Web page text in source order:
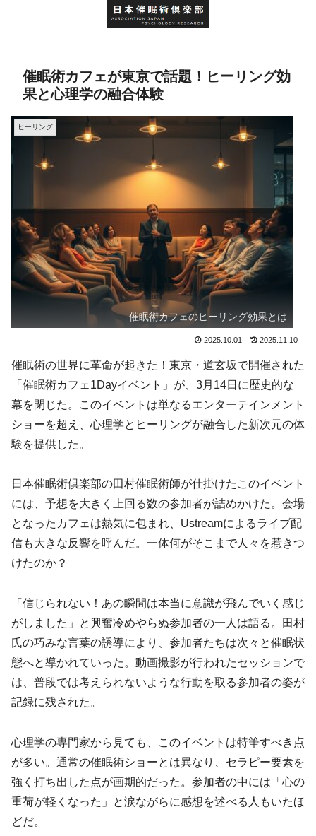
催眠術カフェが東京で話題！ヒーリング効
果と心理学の融合体験
ヒーリング
催眠術カフェのヒーリング効果とは
2025.10.01 2025.11.10
催眠術の世界に革命が起きた！東京・道玄坂で開催された
「催眠術カフェ1Dayイベント」が、3月14日に歴史的な
幕を閉じた。このイベントは単なるエンターテインメント
ショーを超え、心理学とヒーリングが融合した新次元の体
験を提供した。
日本催眠術倶楽部の田村催眠術師が仕掛けたこのイベント
には、予想を大きく上回る数の参加者が詰めかけた。会場
となったカフェは熱気に包まれ、Ustreamによるライブ配
信も大きな反響を呼んだ。一体何がそこまで人々を惹きつ
けたのか？
「信じられない！あの瞬間は本当に意識が飛んでいく感じ
がしました」と興奮冷めやらぬ参加者の一人は語る。田村
氏の巧みな言葉の誘導により、参加者たちは次々と催眠状
態へと導かれていった。動画撮影が行われたセッションで
は、普段では考えられないような行動を取る参加者の姿が
記録に残された。
心理学の専門家から見ても、このイベントは特筆すべき点
が多い。通常の催眠術ショーとは異なり、セラピー要素を
強く打ち出した点が画期的だった。参加者の中には「心の
重荷が軽くなった」と涙ながらに感想を述べる人もいたほ
どだ。